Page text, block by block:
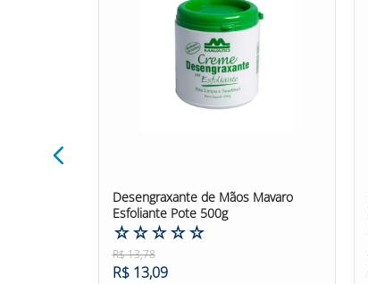
#sabonetedesdengraxantenutriex #EPI
Desengraxante de Mãos Mavaro
Esfoliante Pote 500g
☆☆☆☆☆
R$13,78
R$ 13,09